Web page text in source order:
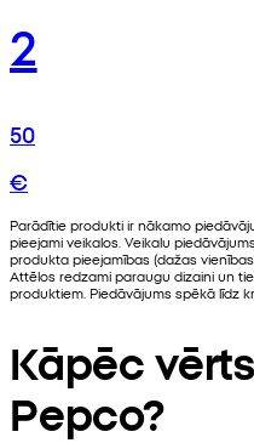
2
50
€
Parādītie produkti ir nākamo
pieejami veikalos. Veikalu
produkta pieejamības (dažas
Attēlos redzami paraugu dizaini un
produktiem. Piedāvājums spēkā līdz
Kāpēc
Pepco?